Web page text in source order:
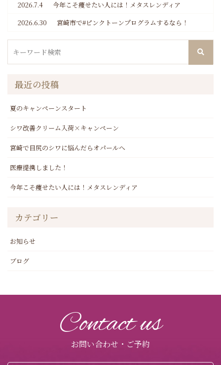
2026.7.4
今年こそ痩せたい人には！メタスレンディア
2026.6.30
宮崎市で#ピンクトーンプログラムするなら！
最近の投稿
夏のキャンペーンスタート
シワ改善クリーム入荷×キャンペーン
宮崎で目尻のシワに悩んだらオパールへ
医療提携しました！
今年こそ痩せたい人には！メタスレンディア
カテゴリー
お知らせ
ブログ
Contact us
お問い合わせ・ご予約